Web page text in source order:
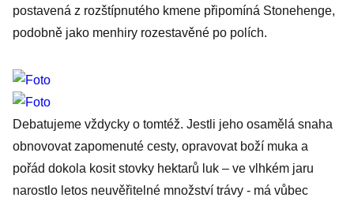
postavená z rozštípnutého kmene připomíná Stonehenge,
podobně jako menhiry rozestavěné po polích.
Debatujeme vždycky o tomtéž. Jestli jeho osamělá snaha
obnovovat zapomenuté cesty, opravovat boží muka a
pořád dokola kosit stovky hektarů luk – ve vlhkém jaru
narostlo letos neuvěřitelné množství trávy - má vůbec